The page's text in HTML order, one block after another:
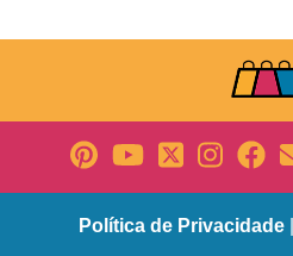
Política de Privacidade